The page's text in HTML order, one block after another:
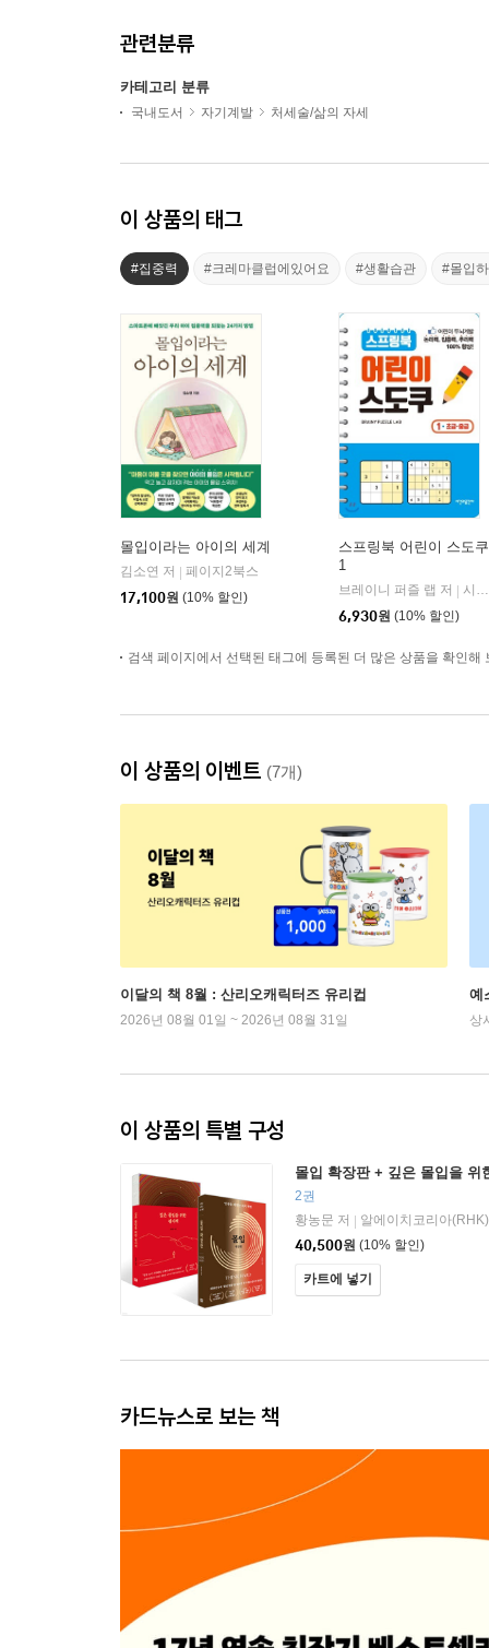
관련분류
카테고리 분류
국내도서 자기계발 처세술/삶의 자세
이 상품의 태그
#집중력 #크레마클럽에있어요 #생활습관 #몰입
몰입이라는 아이의 세계
김소연 저
페이지2북스
17,100원 (10% 할인)
스프링북 어린이 스도쿠
1
브레이니 퍼즐 랩 저
시간과공간사
6,930원 (10% 할인)
검색 페이지에서 선택된 태그에 등록된 더 많은 상품을 확인해
이 상품의 이벤트 (7개)
이달의 책 8월 : 산리오캐릭터즈 유리컵
2026년 08월 01일 ~ 2026년 08월 31일
예
상
이 상품의 특별 구성
몰입 확장판 + 깊은 몰입을 위
2권
황농문 저
알에이치코리아(RHK)
40,500원 (10% 할인)
카트에 넣기
카드뉴스로 보는 책